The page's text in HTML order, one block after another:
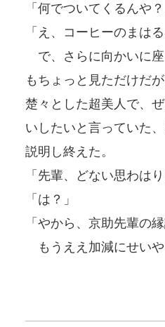
「何でついてくるんや？
「え、コーヒーのまは
で、さらに向かいに
もちょっと見ただけだ
楚々とした超美人で、
いしたいと言っていた
説明し終えた。
「先輩、どない思わはり
「は？」
「やから、京助先輩の
もうええ加減にせいや